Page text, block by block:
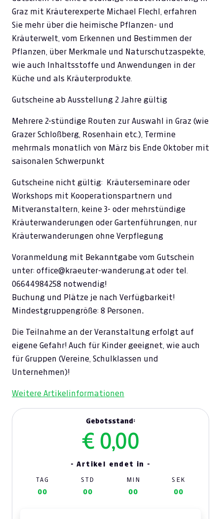
Graz mit Kräuterexperte Michael Flechl, erfahren
Sie mehr über die heimische Pflanzen- und
Kräuterwelt, vom Erkennen und Bestimmen der
Pflanzen, über Merkmale und Naturschutzaspekte,
wie auch Inhaltsstoffe und Anwendungen in der
Küche und als Kräuterprodukte.
Gutscheine ab Ausstellung 2 Jahre gültig
Mehrere 2-stündige Routen zur Auswahl in Graz (wie
Grazer Schloßberg, Rosenhain etc.), Termine
mehrmals monatlich von März bis Ende Oktober mit
saisonalen Schwerpunkt
Gutscheine nicht gültig: Kräuterseminare oder
Workshops mit Kooperationspartnern und
Mitveranstaltern, keine 3- oder mehrstündige
Kräuterwanderungen oder Gartenführungen, nur
Kräuterwanderungen ohne Verpflegung
Voranmeldung mit Bekanntgabe vom Gutschein
unter: office@kraeuter-wanderung.at oder tel.
06644984258 notwendig!
Buchung und Plätze je nach Verfügbarkeit!
Mindestgruppengröße: 8 Personen.
Die Teilnahme an der Veranstaltung erfolgt auf
eigene Gefahr! Auch für Kinder geeignet, wie auch
für Gruppen (Vereine, Schulklassen und
Unternehmen)!
Weitere Artikelinformationen
Gebotsstand:
€ 0,00
- Artikel endet in -
TAG STD MIN SEK
00 00 00 00